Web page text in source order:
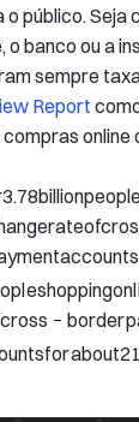
público. Seja
o banco ou a
sempre
Report
online
3.78billionpeopl
angerateofcros
ymentaccounts
pleshoppingonl
cross − borderp
untsforabout2